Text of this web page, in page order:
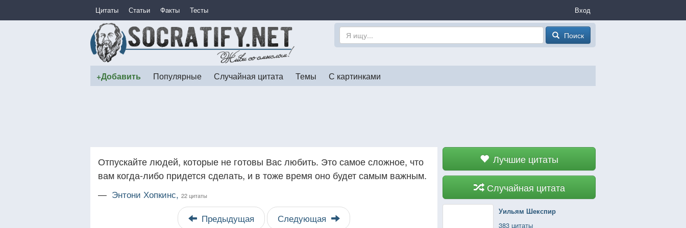
Цитаты Статьи Факты Тесты Вход
Поиск
+Добавить Популярные Случайная цитата Темы С картинками
Лучшие цитаты
Случайная цитата
Уильям Шекспир
383 цитаты
Отпускайте людей, которые не готовы Вас любить. Это самое сложное, что
вам когда-либо придется сделать, и в тоже время оно будет самым важным.
— Энтони Хопкинс, 22 цитаты
Предыдущая Следующая